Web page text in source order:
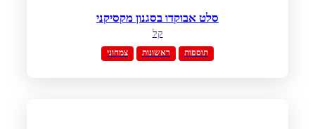
סלט אבוקדו בסגנון מקסיקני
קל
צמחוני ראשונות תוספות